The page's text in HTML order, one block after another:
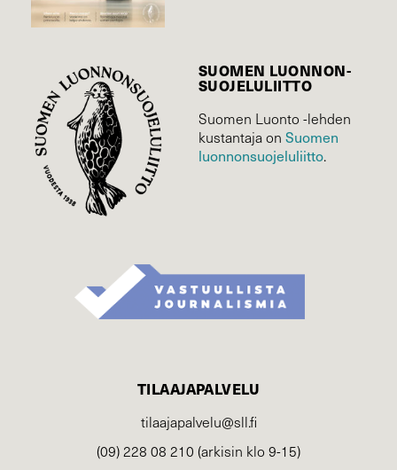
SUOMEN LUONNON­
SUOJELU­LIITTO
Suomen Luonto -lehden
kustantaja on Suomen
luonnonsuojelu­liitto.
TILAAJAPALVELU
tilaajapalvelu@sll.fi
(09) 228 08 210 (arkisin klo 9-15)